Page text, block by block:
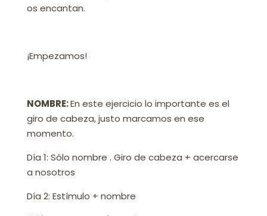
os encantan.
¡Empezamos!
NOMBRE:En este ejercicio lo importante es el
giro de cabeza, justo marcamos en ese
momento.
Día 1: Sólo nombre . Giro de cabeza + acercarse
a nosotros
Día 2: Estímulo + nombre